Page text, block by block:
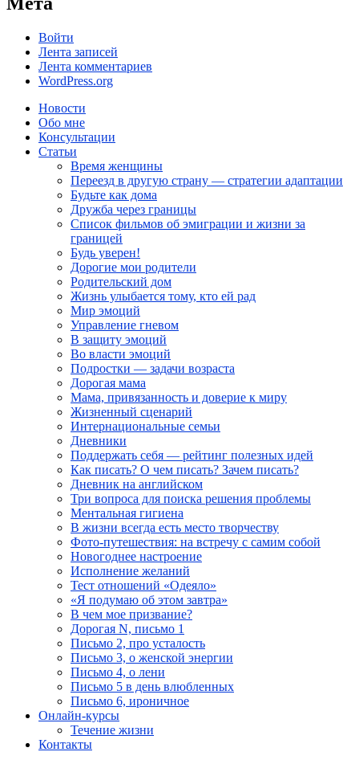
Войти
Лента записей
Лента комментариев
WordPress.org
Новости
Обо мне
Консультации
Статьи
Время женщины
Переезд в другую страну — стратегии адаптации
Будьте как дома
Дружба через границы
Список фильмов об эмиграции и жизни за
границей
Будь уверен!
Дорогие мои родители
Родительский дом
Жизнь улыбается тому, кто ей рад
Мир эмоций
Управление гневом
В защиту эмоций
Во власти эмоций
Подростки — задачи возраста
Дорогая мама
Мама, привязанность и доверие к миру
Жизненный сценарий
Интернациональные семьи
Дневники
Поддержать себя — рейтинг полезных идей
Как писать? О чем писать? Зачем писать?
Дневник на английском
Три вопроса для поиска решения проблемы
Ментальная гигиена
В жизни всегда есть место творчеству
Фото-путешествия: на встречу с самим собой
Новогоднее настроение
Исполнение желаний
Тест отношений «Одеяло»
«Я подумаю об этом завтра»
В чем мое призвание?
Дорогая N, письмо 1
Письмо 2, про усталость
Письмо 3, о женской энергии
Письмо 4, о лени
Письмо 5 в день влюбленных
Письмо 6, ироничное
Онлайн-курсы
Течение жизни
Контакты